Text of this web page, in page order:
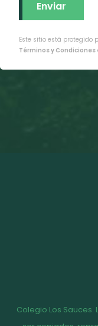
Este sitio está protegido
Términos y Condiciones
Colegio Los